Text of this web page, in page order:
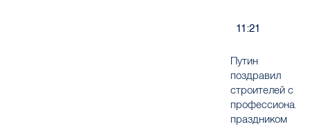
11:21
Путин
поздравил
строителей с
праздником